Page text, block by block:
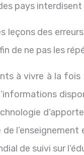
pays
leçons des
de ne pas les
à vivre à la
de suivi sur